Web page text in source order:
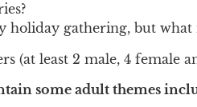
holiday gathering, but
(at least 2 male, 4
some adult themes